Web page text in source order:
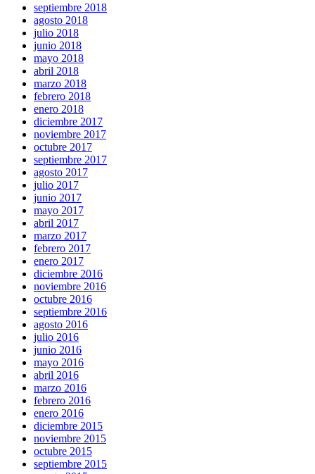
septiembre 2018
agosto 2018
julio 2018
junio 2018
mayo 2018
abril 2018
marzo 2018
febrero 2018
enero 2018
diciembre 2017
noviembre 2017
octubre 2017
septiembre 2017
agosto 2017
julio 2017
junio 2017
mayo 2017
abril 2017
marzo 2017
febrero 2017
enero 2017
diciembre 2016
noviembre 2016
octubre 2016
septiembre 2016
agosto 2016
julio 2016
junio 2016
mayo 2016
abril 2016
marzo 2016
febrero 2016
enero 2016
diciembre 2015
noviembre 2015
octubre 2015
septiembre 2015